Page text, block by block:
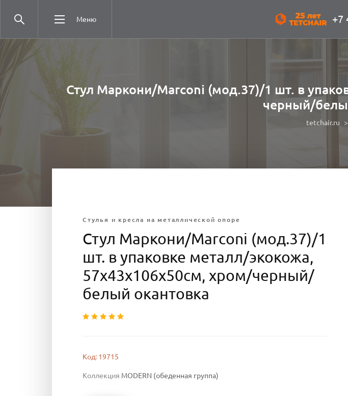
Меню +7
Стул Маркони/Marconi (мод.37)/1 шт. в
черный/
tetchair.ru
Стулья и кресла на металлической опоре
Стул Маркони/Marconi (мод.37)/1
шт. в упаковке металл/экокожа,
57х43х106х50см, хром/черный/
белый окантовка
Код: 19715
Коллекция MODERN (обеденная группа)